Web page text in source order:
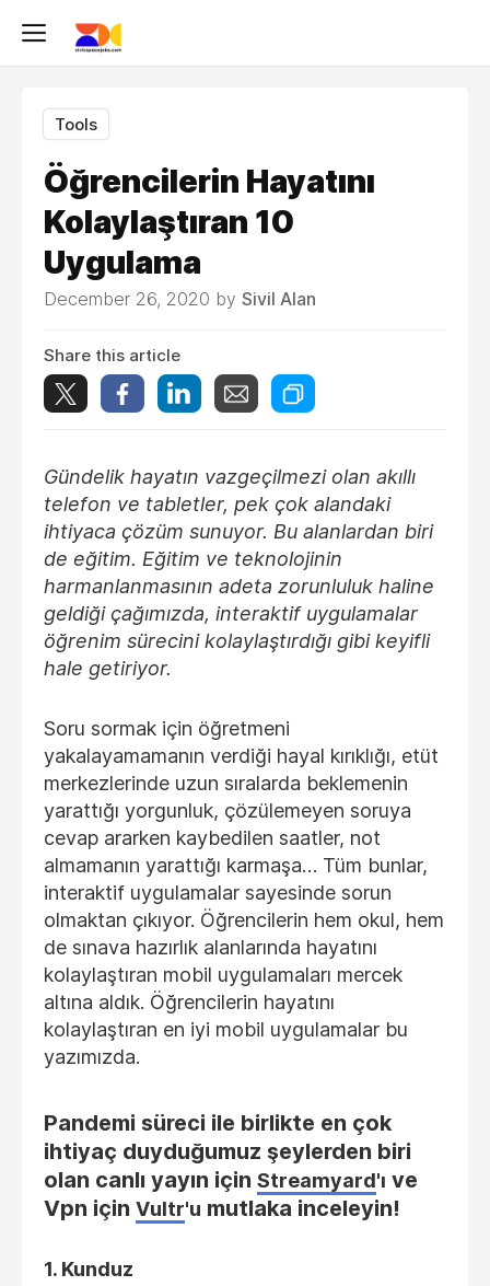
Tools
Öğrencilerin Hayatını
Kolaylaştıran 10
Uygulama
December 26, 2020 by Sivil Alan
Share this article
Gündelik hayatın vazgeçilmezi olan akıllı
telefon ve tabletler, pek çok alandaki
ihtiyaca çözüm sunuyor. Bu alanlardan biri
de eğitim. Eğitim ve teknolojinin
harmanlanmasının adeta zorunluluk haline
geldiği çağımızda, interaktif uygulamalar
öğrenim sürecini kolaylaştırdığı gibi keyifli
hale getiriyor.
Soru sormak için öğretmeni
yakalayamamanın verdiği hayal kırıklığı, etüt
merkezlerinde uzun sıralarda beklemenin
yarattığı yorgunluk, çözülemeyen soruya
cevap ararken kaybedilen saatler, not
almamanın yarattığı karmaşa… Tüm bunlar,
interaktif uygulamalar sayesinde sorun
olmaktan çıkıyor. Öğrencilerin hem okul, hem
de sınava hazırlık alanlarında hayatını
kolaylaştıran mobil uygulamaları mercek
altına aldık. Öğrencilerin hayatını
kolaylaştıran en iyi mobil uygulamalar bu
yazımızda.
Pandemi süreci ile birlikte en çok
ihtiyaç duyduğumuz şeylerden biri
olan canlı yayın için Streamyard'ı ve
Vpn için Vultr'u mutlaka inceleyin!
1. Kunduz